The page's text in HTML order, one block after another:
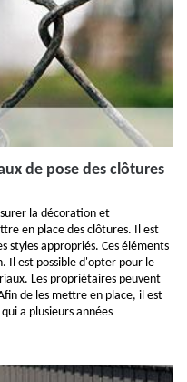
de pose des clôtures
la décoration et
en place des clôtures. Il est
styles appropriés. Ces éléments
Il est possible d'opter pour le
Les propriétaires peuvent
de les mettre en place, il est
a plusieurs années